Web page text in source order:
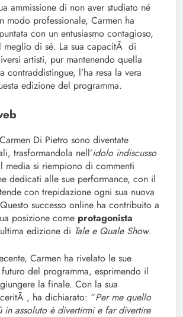
ammissione di non aver studiato né
modo professionale, Carmen ha
con un entusiasmo contagioso,
meglio di sé. La sua capacitÃ di
artisti, pur mantenendo quella
l’ha resa la vera
edizione del programma.
Di Pietro sono diventate
trasformandola nell’idolo indiscusso
media si riempiono di commenti
dedicati alle sue performance, con il
con trepidazione ogni sua nuova
successo online ha contribuito a
posizione come protagonista
edizione di Tale e Quale Show.
Carmen ha rivelato le sue
del programma, esprimendo il
la finale. Con la sua
, ha dichiarato: “Per me quello
assoluto è divertirmi e far divertire